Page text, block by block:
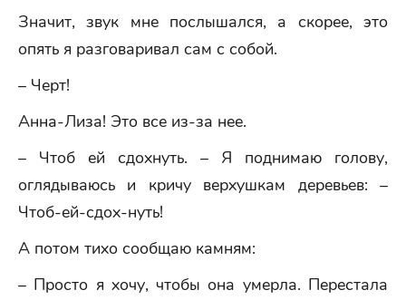
Значит, звук мне послышался, а скорее, это
опять я разговаривал сам с собой.
– Черт!
Анна-Лиза! Это все из-за нее.
– Чтоб ей сдохнуть. – Я поднимаю голову,
оглядываюсь и кричу верхушкам деревьев: –
Чтоб-ей-сдох-нуть!
А потом тихо сообщаю камням:
– Просто я хочу, чтобы она умерла. Перестала